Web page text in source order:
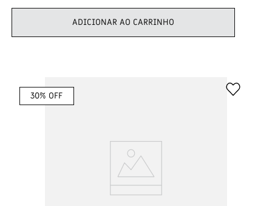
ADICIONAR AO CARRINHO
30% OFF